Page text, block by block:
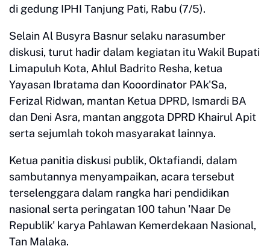
di gedung IPHI Tanjung Pati, Rabu (7/5).
Selain Al Busyra Basnur selaku narasumber
diskusi, turut hadir dalam kegiatan itu Wakil Bupati
Limapuluh Kota, Ahlul Badrito Resha, ketua
Yayasan Ibratama dan Kooordinator PAk'Sa,
Ferizal Ridwan, mantan Ketua DPRD, Ismardi BA
dan Deni Asra, mantan anggota DPRD Khairul Apit
serta sejumlah tokoh masyarakat lainnya.
Ketua panitia diskusi publik, Oktafiandi, dalam
sambutannya menyampaikan, acara tersebut
terselenggara dalam rangka hari pendidikan
nasional serta peringatan 100 tahun 'Naar De
Republik' karya Pahlawan Kemerdekaan Nasional,
Tan Malaka.